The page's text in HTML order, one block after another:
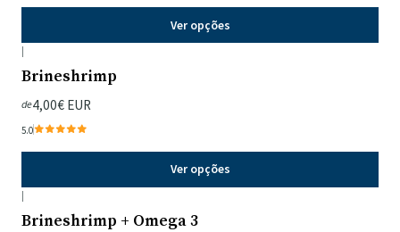
Ver opções
|
Brineshrimp
de4,00€ EUR
5.0
Ver opções
|
Brineshrimp + Omega 3